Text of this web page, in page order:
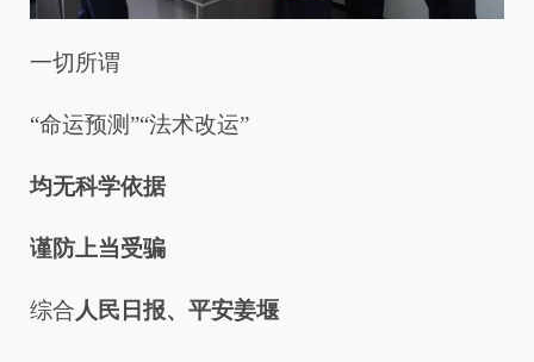
一切所谓
“命运预测”“法术改运”
均无科学依据
谨防上当受骗
综合人民日报、平安姜堰